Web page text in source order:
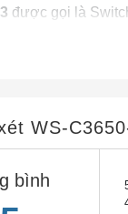
được gọi là
dù không có
WS-
bình